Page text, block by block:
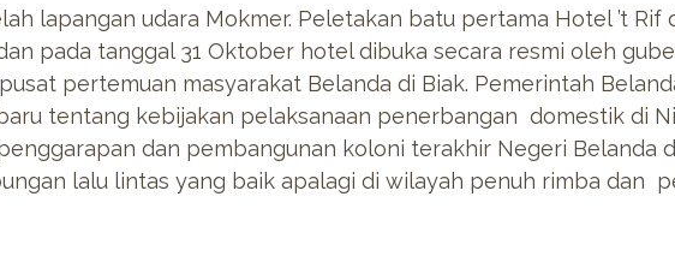
lapangan udara Mokmer. Peletakan batu pertama Hotel ’t Rif
pada tanggal 31 Oktober hotel dibuka secara resmi oleh
pertemuan masyarakat Belanda di Biak. Pemerintah
tentang kebijakan pelaksanaan penerbangan domestik di
dan pembangunan koloni terakhir Negeri Belanda
lalu lintas yang baik apalagi di wilayah penuh rimba dan